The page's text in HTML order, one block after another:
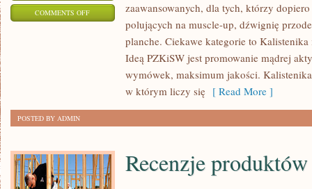
COMMENTS OFFON
zaawansowanych, dla tych, którzy
polujących na muscle-up, dźwignię
planche. Ciekawe kategorie to
Ideą PZKiSW jest promowanie mądrej
wymówek, maksimum jakości.
w którym liczy się [ Read More ]
POSTED BY ADMIN
Recenzje